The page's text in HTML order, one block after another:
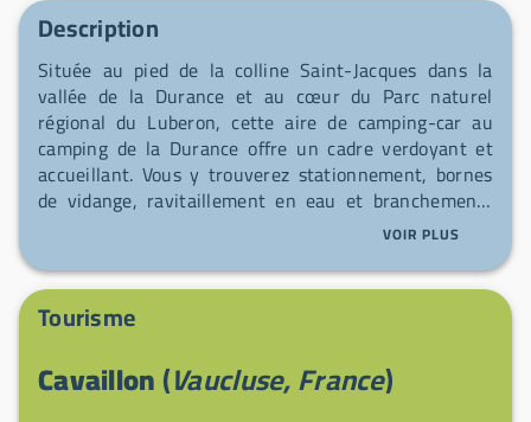
Description
Située au pied de la colline Saint-Jacques dans la
vallée de la Durance et au cœur du Parc naturel
régional du Luberon, cette aire de camping-car au
camping de la Durance offre un cadre verdoyant et
accueillant. Vous y trouverez stationnement, bornes
de vidange, ravitaillement en eau et branchements
électriques pour votre confort. À environ 3 km de la
et à 2 km du centre-ville, vous pourrez facilement
partir à la découverte des vestiges historiques de
Cavaillon et des nombreux sentiers et activités de
en centre-ville et le marché des producteurs pour
VOIR PLUS
Tourisme
Cavaillon(Vaucluse, France)